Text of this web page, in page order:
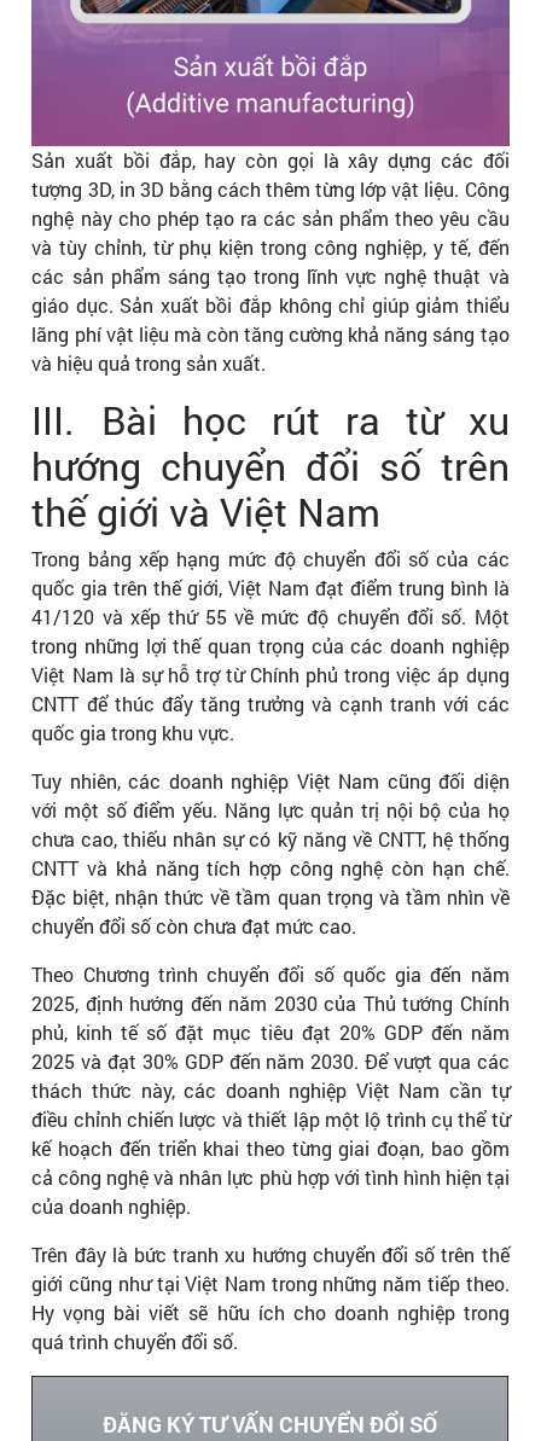
Sản xuất bồi đắp, hay còn gọi là xây dựng các đối
tượng 3D, in 3D bằng cách thêm từng lớp vật liệu. Công
nghệ này cho phép tạo ra các sản phẩm theo yêu cầu
và tùy chỉnh, từ phụ kiện trong công nghiệp, y tế, đến
các sản phẩm sáng tạo trong lĩnh vực nghệ thuật và
giáo dục. Sản xuất bồi đắp không chỉ giúp giảm thiểu
lãng phí vật liệu mà còn tăng cường khả năng sáng tạo
và hiệu quả trong sản xuất.
III. Bài học rút ra từ xu
hướng chuyển đổi số trên
thế giới và Việt Nam
Trong bảng xếp hạng mức độ chuyển đổi số của các
quốc gia trên thế giới, Việt Nam đạt điểm trung bình là
41/120 và xếp thứ 55 về mức độ chuyển đổi số. Một
trong những lợi thế quan trọng của các doanh nghiệp
Việt Nam là sự hỗ trợ từ Chính phủ trong việc áp dụng
CNTT để thúc đẩy tăng trưởng và cạnh tranh với các
quốc gia trong khu vực.
Tuy nhiên, các doanh nghiệp Việt Nam cũng đối diện
với một số điểm yếu. Năng lực quản trị nội bộ của họ
chưa cao, thiếu nhân sự có kỹ năng về CNTT, hệ thống
CNTT và khả năng tích hợp công nghệ còn hạn chế.
Đặc biệt, nhận thức về tầm quan trọng và tầm nhìn về
chuyển đổi số còn chưa đạt mức cao.
Theo Chương trình chuyển đổi số quốc gia đến năm
2025, định hướng đến năm 2030 của Thủ tướng Chính
phủ, kinh tế số đặt mục tiêu đạt 20% GDP đến năm
2025 và đạt 30% GDP đến năm 2030. Để vượt qua các
thách thức này, các doanh nghiệp Việt Nam cần tự
điều chỉnh chiến lược và thiết lập một lộ trình cụ thể từ
kế hoạch đến triển khai theo từng giai đoạn, bao gồm
cả công nghệ và nhân lực phù hợp với tình hình hiện tại
của doanh nghiệp.
Trên đây là bức tranh xu hướng chuyển đổi số trên thế
giới cũng như tại Việt Nam trong những năm tiếp theo.
Hy vọng bài viết sẽ hữu ích cho doanh nghiệp trong
quá trình chuyển đổi số.
ĐĂNG KÝ TƯ VẤN CHUYỂN ĐỔI SỐ